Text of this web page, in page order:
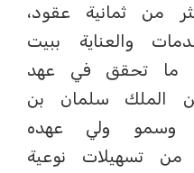
من ثمانية عقود،
والعناية ببيت
ما تحقق في عهد
الملك سلمان بن
وسمو ولي عهده
من تسهيلات نوعية